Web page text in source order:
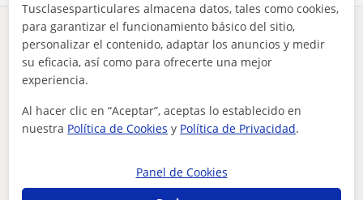
¿Hay algún error en este perfil? Cuéntanos
Tus clases particulares
Otros profesores de Primaria en
Tusclasesparticulares almacena datos, tales como cookies,
para garantizar el funcionamiento básico del sitio,
personalizar el contenido, adaptar los anuncios y medir
su eficacia, así como para ofrecerte una mejor
experiencia.
Al hacer clic en “Aceptar”, aceptas lo establecido en
nuestra Política de Cookies y Política de Privacidad.
Panel de Cookies